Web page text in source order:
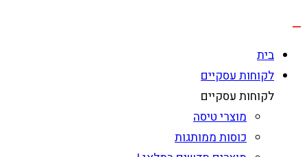
בית
לקוחות עסקיים
לקוחות עסקיים
מוצרי טיסה
כוסות ממותגות